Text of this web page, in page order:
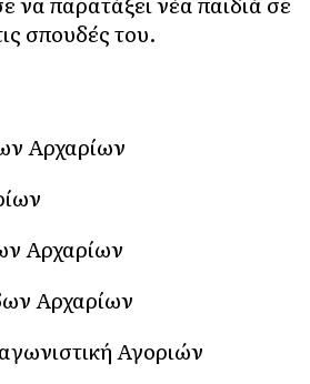
σπουδές του.
Αρχαρίων
Αρχαρίων
Αρχαρίων
Αγοριών